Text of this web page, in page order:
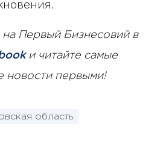
на Первый Бизнесовий в
и читайте самые
новости первыми!
область